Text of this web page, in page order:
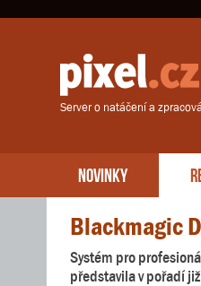
Server o natáčení a
NOVINKY
Blackmagic
Systém pro
představila v pořadí